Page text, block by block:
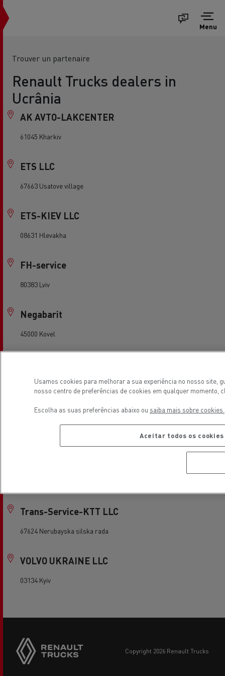
Menu
Trouver un partenaire
Renault Trucks dealers in
Ucrânia
AK AVTO-LAKCENTER
61045 Kharkiv
ETS LLC
67663 Usatove village
ETS-KIEV LLC
08631 Hlevakha
FH-service
80383 Lviv
Negabarit
45000 Kovel
45242 Lutsk
Premium Trucks Rivne
Trans-Service-KTT LLC
67624 Nerubayska silska rada
VOLVO UKRAINE LLC
03134 Kyiv
copyright 2026 Renault Trucks
Usamos cookies para melhorar a sua experiência no nosso site,
nosso centro de preferências de cookies em qualquer momento,
Escolha as suas preferências abaixo ou saiba mais sobre cookies.
Aceitar todos os cookies